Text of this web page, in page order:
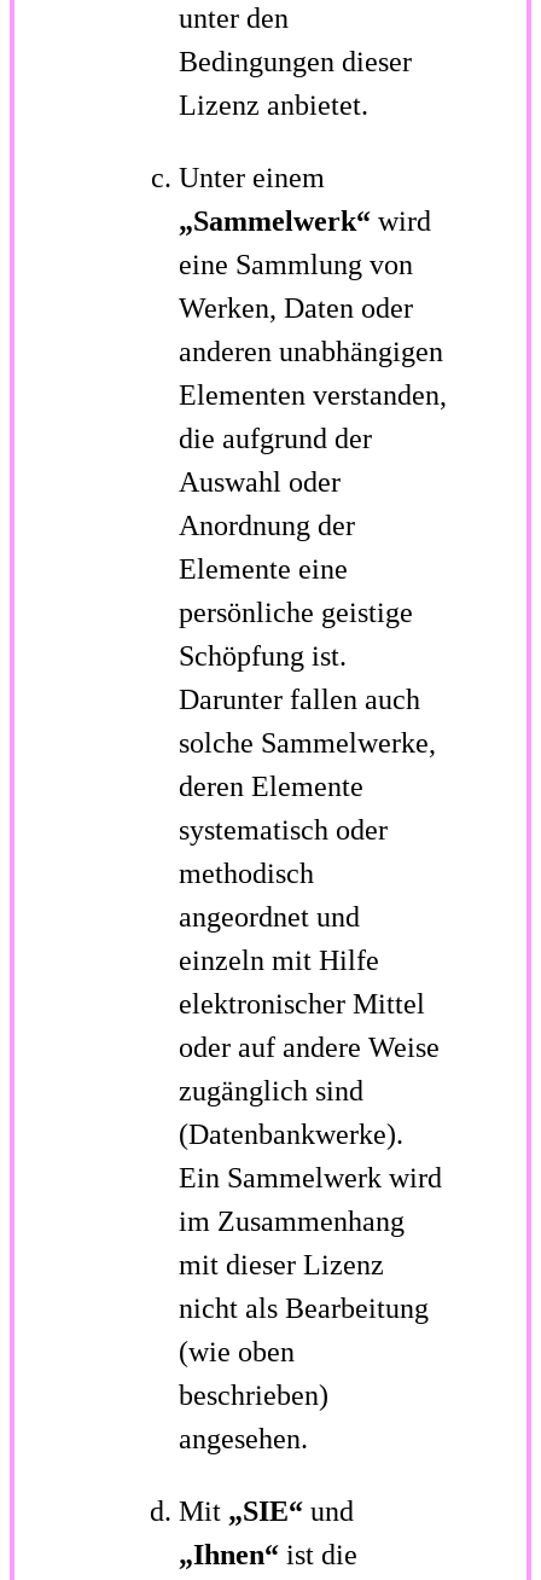
unter den
Bedingungen dieser
Lizenz anbietet.
Unter einem
„Sammelwerk“ wird
eine Sammlung von
Werken, Daten oder
anderen unabhängigen
Elementen verstanden,
die aufgrund der
Auswahl oder
Anordnung der
Elemente eine
persönliche geistige
Schöpfung ist.
Darunter fallen auch
solche Sammelwerke,
deren Elemente
systematisch oder
methodisch
angeordnet und
einzeln mit Hilfe
elektronischer Mittel
oder auf andere Weise
zugänglich sind
(Datenbankwerke).
Ein Sammelwerk wird
im Zusammenhang
mit dieser Lizenz
nicht als Bearbeitung
(wie oben
beschrieben)
angesehen.
Mit „SIE“ und
„Ihnen“ ist die